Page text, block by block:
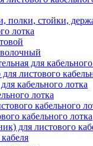
полки, стойки,
лотка
для
листового
кабельного лотка
лотка
кабельного
кабельного лотка
для листового